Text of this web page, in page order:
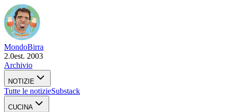
MondoBirra
2.0est. 2003
Archivio
NOTIZIE
Tutte le notizieSubstack
CUCINA